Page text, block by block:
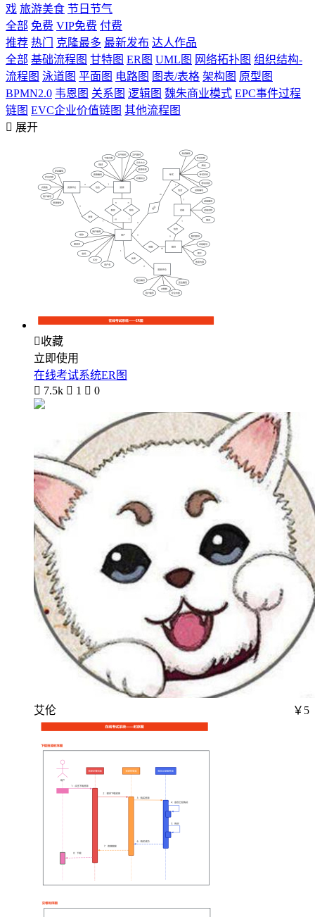
戏 旅游美食 节日节气
全部 免费 VIP免费 付费
推荐 热门 克隆最多 最新发布 达人作品
全部 基础流程图 甘特图 ER图 UML图 网络拓扑图 组织结构-
流程图 泳道图 平面图 电路图 图表/表格 架构图 原型图
BPMN2.0 韦恩图 关系图 逻辑图 魏朱商业模式 EPC事件过程
链图 EVC企业价值链图 其他流程图
 展开
收藏
立即使用
在线考试系统ER图
 7.5k  1  0
艾伦 ￥5